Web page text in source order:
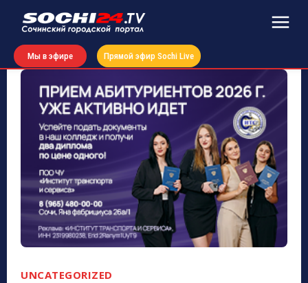
Мы в эфире Прямой эфир Sochi Live
UNCATEGORIZED